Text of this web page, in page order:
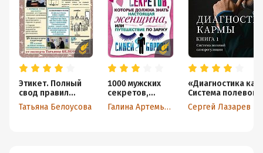
Этикет. Полный
свод правил
светского и
делового
Татьяна Белоусова
1000 мужских
секретов,
которые
должна знать Галина Артемьева
«Диагностика
Система полевой
саморегуляции».
Сергей Лазарев